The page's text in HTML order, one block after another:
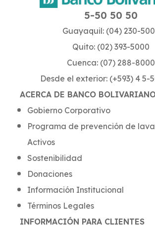
ACERCA DE BANCO
Gobierno Corporativo
Programa de prevención de
Activos
Sostenibilidad
Donaciones
Información Institucional
Términos Legales
INFORMACIÓN PARA CLIENTES
5-50 50 50
Guayaquil: (04) 230-
Quito: (02) 393-5000
Cuenca: (07) 288-8000
Desde el exterior: (+593) 4 5-